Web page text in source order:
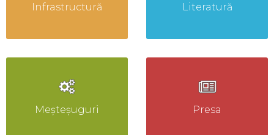
Infrastructură
Meșteșuguri Presa
Literatură